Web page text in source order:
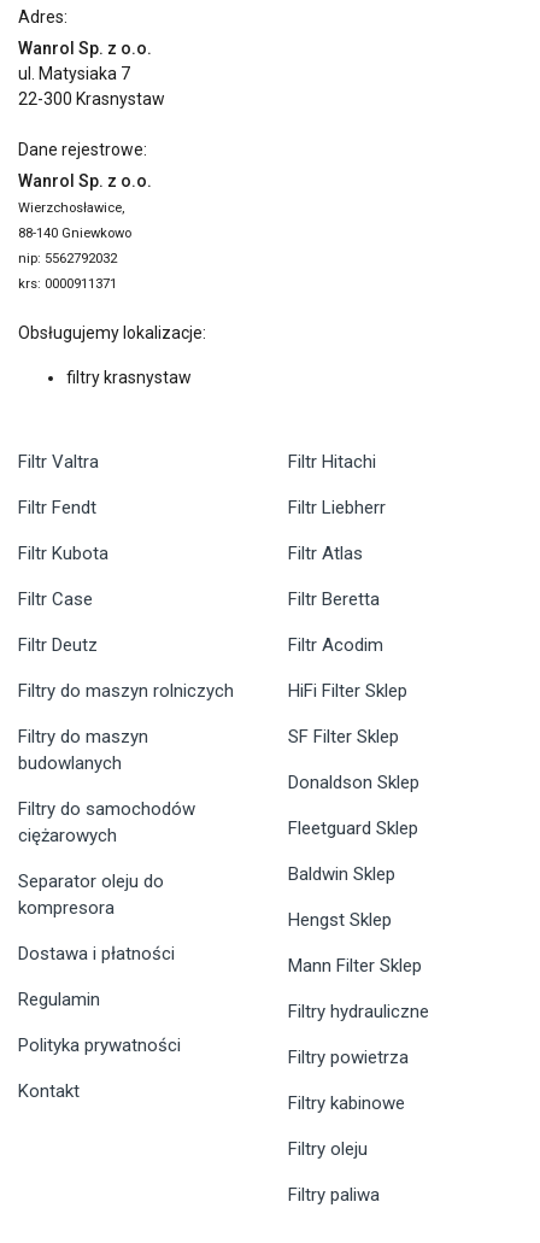
Adres:
Wanrol Sp. z o.o.
ul. Matysiaka 7
22-300 Krasnystaw
Dane rejestrowe:
Wanrol Sp. z o.o.
Wierzchosławice,
88-140 Gniewkowo
nip: 5562792032
krs: 0000911371
Obsługujemy lokalizacje:
filtry krasnystaw
Filtr Valtra
Filtr Fendt
Filtr Kubota
Filtr Case
Filtr Deutz
Filtr Hitachi
Filtr Liebherr
Filtr Atlas
Filtr Beretta
Filtr Acodim
Filtry do maszyn rolniczych
Filtry do maszyn
budowlanych
Filtry do samochodów
ciężarowych
Separator oleju do
kompresora
Dostawa i płatności
Regulamin
Polityka prywatności
Kontakt
HiFi Filter Sklep
SF Filter Sklep
Donaldson Sklep
Fleetguard Sklep
Baldwin Sklep
Hengst Sklep
Mann Filter Sklep
Filtry hydrauliczne
Filtry powietrza
Filtry kabinowe
Filtry oleju
Filtry paliwa